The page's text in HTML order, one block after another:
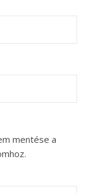
mentése a